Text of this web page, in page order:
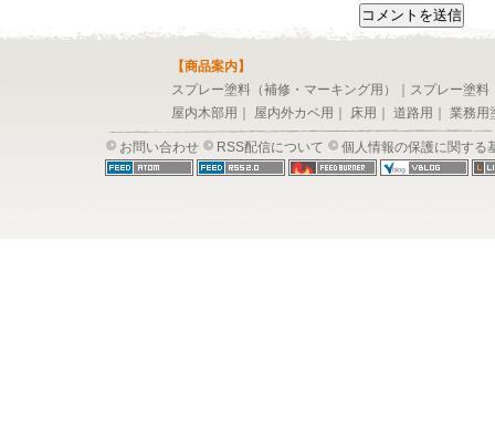
【商品案内】
スプレー塗料（補修・マーキング用）
スプレー塗料
屋内木部用
屋内外カベ用 床用 道路用 業務用
お問い合わせ RSS配信について 個人情報の保護に関する